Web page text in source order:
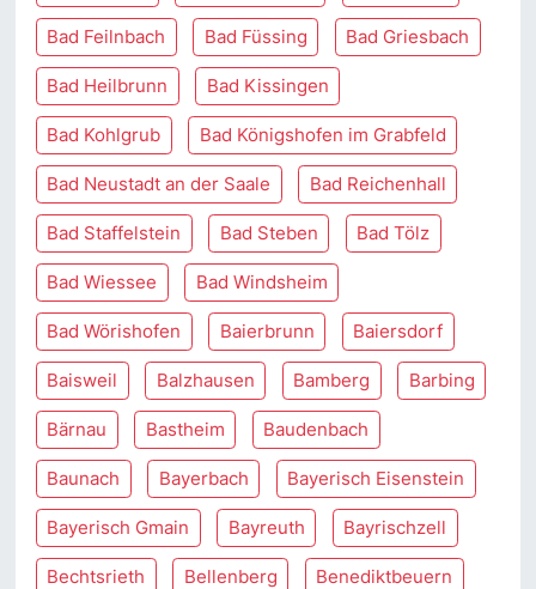
Bad Feilnbach Bad Füssing Bad Griesbach
Bad Heilbrunn Bad Kissingen
Bad Kohlgrub Bad Königshofen im Grabfeld
Bad Neustadt an der Saale Bad Reichenhall
Bad Staffelstein Bad Steben Bad Tölz
Bad Wiessee Bad Windsheim
Bad Wörishofen Baierbrunn Baiersdorf
Baisweil Balzhausen Bamberg Barbing
Bärnau Bastheim Baudenbach
Baunach Bayerbach Bayerisch Eisenstein
Bayerisch Gmain Bayreuth Bayrischzell
Bechtsrieth Bellenberg Benediktbeuern